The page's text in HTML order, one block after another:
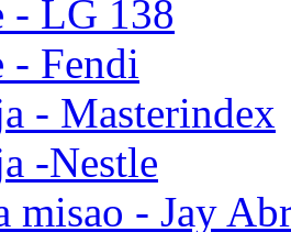
- LG 138
Fendi
- Masterindex
-Nestle
misao - Jay